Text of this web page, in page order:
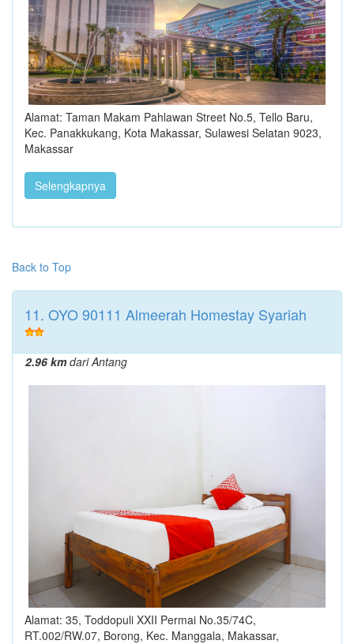
Alamat: Taman Makam Pahlawan Street No.5, Tello Baru,
Kec. Panakkukang, Kota Makassar, Sulawesi Selatan 9023,
Makassar
Selengkapnya
Back to Top
11. OYO 90111 Almeerah Homestay Syariah
2.96 kmdari Antang
Alamat: 35, Toddopuli XXII Permai No.35/74C,
RT.002/RW.07, Borong, Kec. Manggala, Makassar,